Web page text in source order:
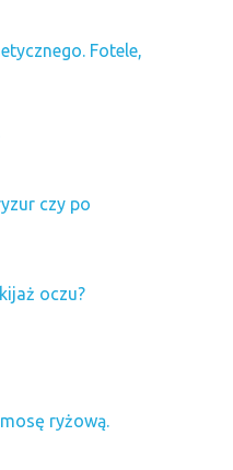
Fotele,
czy po
oczu?
ryżową.